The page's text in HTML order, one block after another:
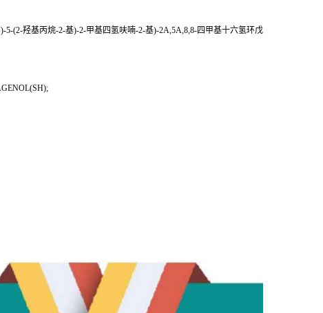
5-(2-羟基丙烷-2-基)-2-甲基四氢呋喃-2-基)-2A,5A,8,8-四甲基十六氢环戊